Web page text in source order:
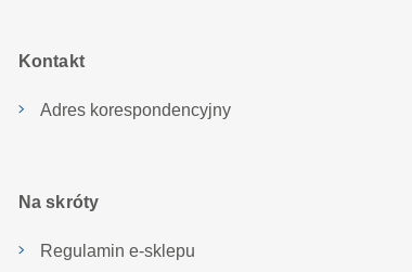
Kontakt
Adres korespondencyjny
Na skróty
Regulamin e-sklepu